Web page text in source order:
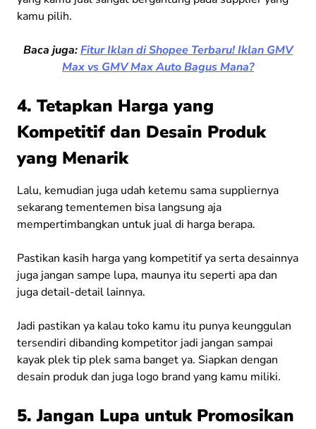
kamu pilih.
Baca juga:Fitur Iklan di Shopee Terbaru! Iklan GMV
Max vs GMV Max Auto Bagus Mana?
4. Tetapkan Harga yang
Kompetitif dan Desain Produk
yang Menarik
Lalu, kemudian juga udah ketemu sama suppliernya
sekarang tementemen bisa langsung aja
mempertimbangkan untuk jual di harga berapa.
Pastikan kasih harga yang kompetitif ya serta desainnya
juga jangan sampe lupa, maunya itu seperti apa dan
juga detail-detail lainnya.
Jadi pastikan ya kalau toko kamu itu punya keunggulan
tersendiri dibanding kompetitor jadi jangan sampai
kayak plek tip plek sama banget ya. Siapkan dengan
desain produk dan juga logo brand yang kamu miliki.
5. Jangan Lupa untuk Promosikan